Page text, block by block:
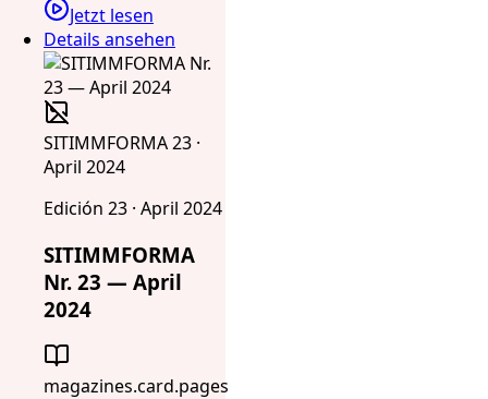
Jetzt lesen
Details ansehen
SITIMMFORMA 23 ·
April 2024
Edición 23 · April 2024
SITIMMFORMA
Nr. 23 — April
2024
magazines.card.pages